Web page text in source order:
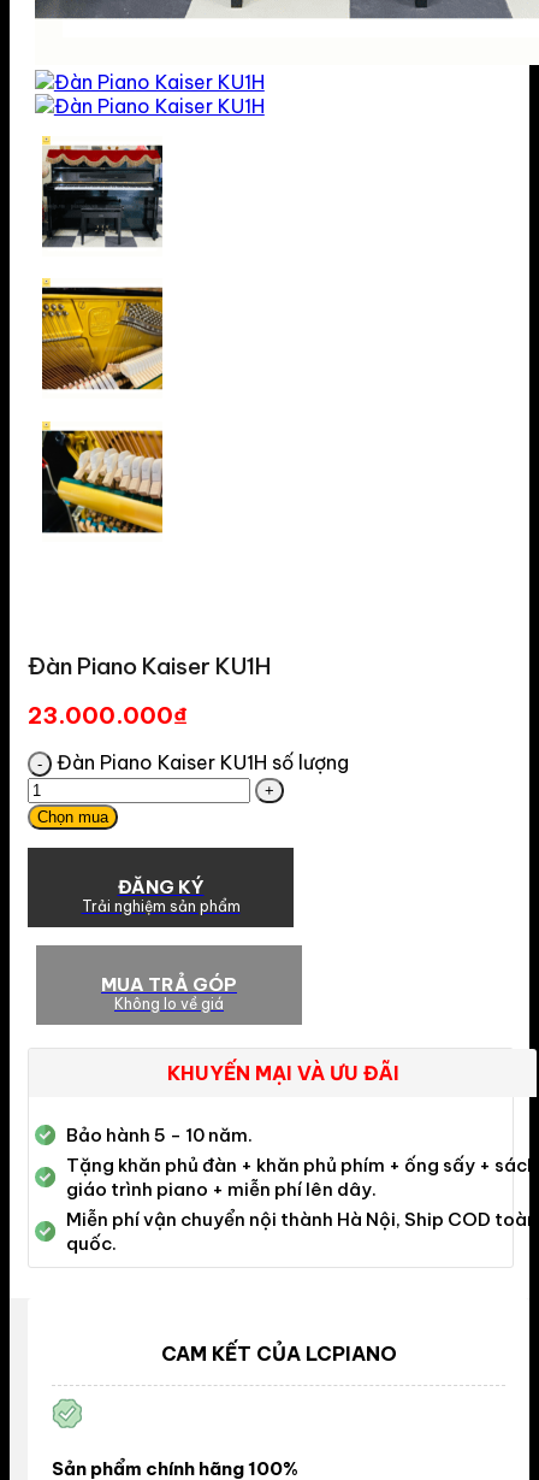
Đàn Piano Kaiser KU1H
23.000.000₫
Đàn Piano Kaiser KU1H số lượng
Chọn mua
ĐĂNG KÝ
Trải nghiệm sản phẩm
MUA TRẢ GÓP
Không lo về giá
KHUYẾN MẠI VÀ ƯU ĐÃI
Bảo hành 5 - 10 năm.
Tặng khăn phủ đàn + khăn phủ phím + ống sấy + sách
giáo trình piano + miễn phí lên dây.
Miễn phí vận chuyển nội thành Hà Nội, Ship COD toàn
quốc.
CAM KẾT CỦA LCPIANO
Sản phẩm chính hãng 100%